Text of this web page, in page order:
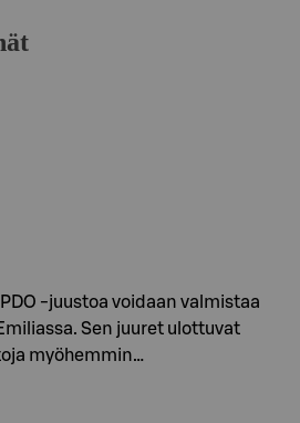
-juustoa voidaan valmistaa
Sen juuret ulottuvat
myöhemmin…